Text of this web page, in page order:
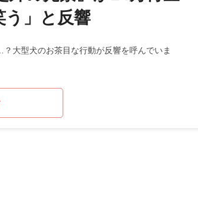
う」と反響
大型犬のお茶目な行動が反響を呼んでいま